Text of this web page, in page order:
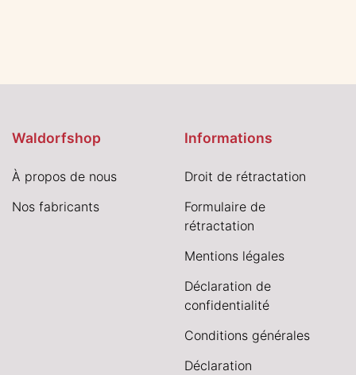
Waldorfshop
À propos de nous
Nos fabricants
Informations
Droit de rétractation
Formulaire de
rétractation
Mentions légales
Déclaration de
confidentialité
Conditions générales
Déclaration